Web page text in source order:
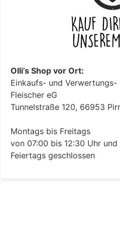
Olli’s Shop vor Ort:
Einkaufs- und
Fleischer eG
Tunnelstraße 120, 66953
Montags bis Freitags
von 07:00 bis 12:30 Uhr und
Feiertags geschlossen